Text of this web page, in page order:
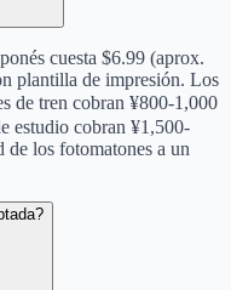
cuesta $6.99 (aprox.
plantilla de impresión. Los
de tren cobran ¥800-1,000
estudio cobran ¥1,500-
los fotomatones a un